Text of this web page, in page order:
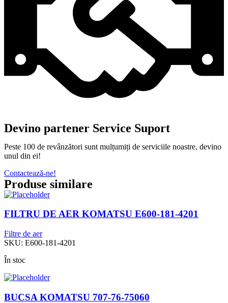
Devino partener Service Suport
Peste 100 de revânzători sunt mulțumiți de serviciile noastre, devino
unul din ei!
Contactează-ne!
Produse similare
FILTRU DE AER KOMATSU E600-181-4201
Filtre de aer
SKU: E600-181-4201
În stoc
BUCSA KOMATSU 707-76-75060